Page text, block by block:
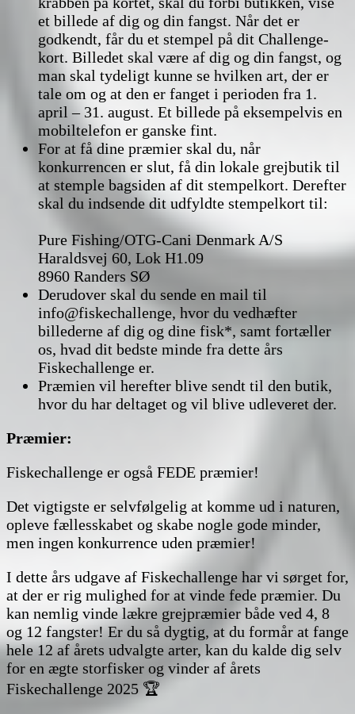
et billede af dig og din fangst. Når det er
godkendt, får du et stempel på dit Challenge-
kort. Billedet skal være af dig og din fangst, og
man skal tydeligt kunne se hvilken art, der er
tale om og at den er fanget i perioden fra 1.
april – 31. august. Et billede på eksempelvis en
mobiltelefon er ganske fint.
For at få dine præmier skal du, når
konkurrencen er slut, få din lokale grejbutik til
at stemple bagsiden af dit stempelkort. Derefter
skal du indsende dit udfyldte stempelkort til:
Pure Fishing/OTG-Cani Denmark A/S
Haraldsvej 60, Lok H1.09
8960 Randers SØ
Derudover skal du sende en mail til
info@fiskechallenge, hvor du vedhæfter
billederne af dig og dine fisk*, samt fortæller
os, hvad dit bedste minde fra dette års
Fiskechallenge er.
Præmien vil herefter blive sendt til den butik,
hvor du har deltaget og vil blive udleveret der.
Præmier:
Fiskechallenge er også FEDE præmier!
Det vigtigste er selvfølgelig at komme ud i naturen,
opleve fællesskabet og skabe nogle gode minder,
men ingen konkurrence uden præmier!
I dette års udgave af Fiskechallenge har vi sørget for,
at der er rig mulighed for at vinde fede præmier. Du
kan nemlig vinde lækre grejpræmier både ved 4, 8
og 12 fangster! Er du så dygtig, at du formår at fange
hele 12 af årets udvalgte arter, kan du kalde dig selv
for en ægte storfisker og vinder af årets
Fiskechallenge 2025 🏆